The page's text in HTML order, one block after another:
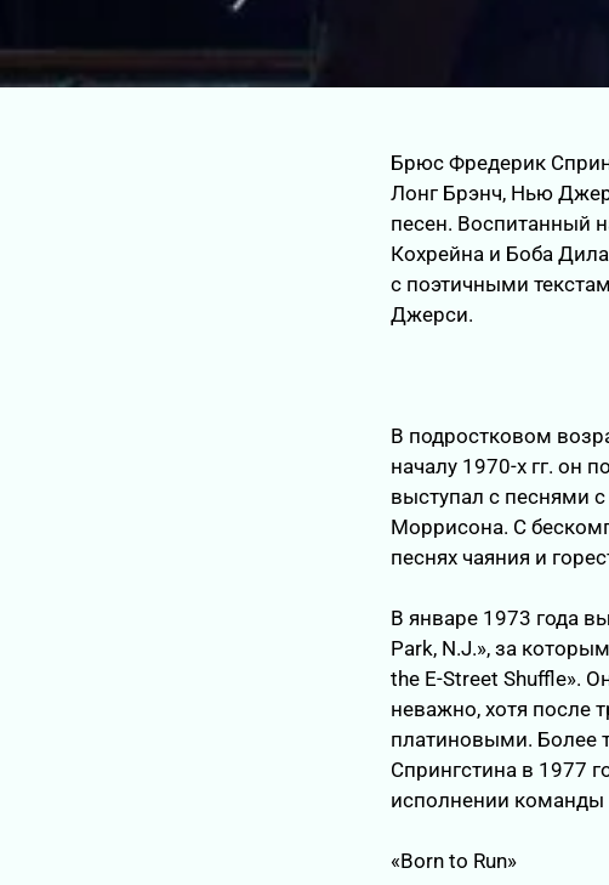
Брюс Фредерик
Лонг Брэнч, Нью
песен. Воспитанный
Кохрейна и Боба
с поэтичными
Джерси.
В подростковом
началу 1970-х гг. он
выступал с песнями
Моррисона. С
песнях чаяния и
В январе 1973 года
Park, N.J.», за
the E-Street Shuffle».
неважно, хотя после
платиновыми. Более
Спрингстина в 1977
исполнении команды
«Born to Run»